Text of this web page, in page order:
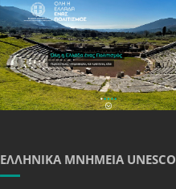
ΕΛΛΗΝΙΚΆ ΜΝΗΜΕΊΑ UNESCO